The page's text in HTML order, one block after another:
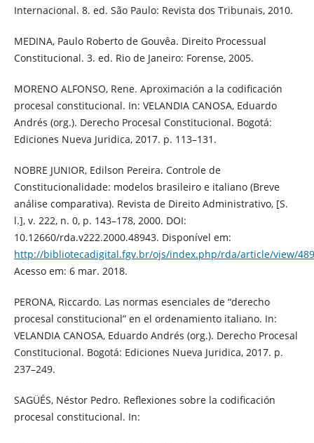
Internacional. 8. ed. São Paulo: Revista dos Tribunais, 2010.
MEDINA, Paulo Roberto de Gouvêa. Direito Processual
Constitucional. 3. ed. Rio de Janeiro: Forense, 2005.
MORENO ALFONSO, Rene. Aproximación a la codificación
procesal constitucional. In: VELANDIA CANOSA, Eduardo
Andrés (org.). Derecho Procesal Constitucional. Bogotá:
Ediciones Nueva Juridica, 2017. p. 113–131.
NOBRE JUNIOR, Edilson Pereira. Controle de
Constitucionalidade: modelos brasileiro e italiano (Breve
análise comparativa). Revista de Direito Administrativo, [S.
l.], v. 222, n. 0, p. 143–178, 2000. DOI:
10.12660/rda.v222.2000.48943. Disponível em:
http://bibliotecadigital.fgv.br/ojs/index.php/rda/article/view/
Acesso em: 6 mar. 2018.
PERONA, Riccardo. Las normas esenciales de “derecho
procesal constitucional” en el ordenamiento italiano. In:
VELANDIA CANOSA, Eduardo Andrés (org.). Derecho Procesal
Constitucional. Bogotá: Ediciones Nueva Juridica, 2017. p.
237–249.
SAGÜÉS, Néstor Pedro. Reflexiones sobre la codificación
procesal constitucional. In: